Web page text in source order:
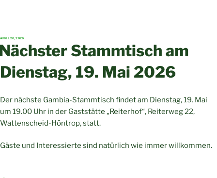
VERÖFFENTLICHT
APRIL 20, 2026
Stammtisch am
Dienstag, 19. Mai 2026
Der nächste Gambia-Stammtisch findet am Dienstag, 19. Mai
um 19.00 Uhr in der Gaststätte „Reiterhof“, Reiterweg 22,
Wattenscheid-Höntrop, statt.
Gäste und Interessierte sind natürlich wie immer willkommen.